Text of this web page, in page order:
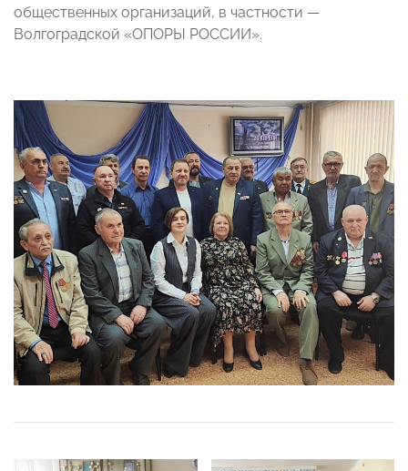
общественных организаций, в частности —
Волгоградской «ОПОРЫ РОССИИ».